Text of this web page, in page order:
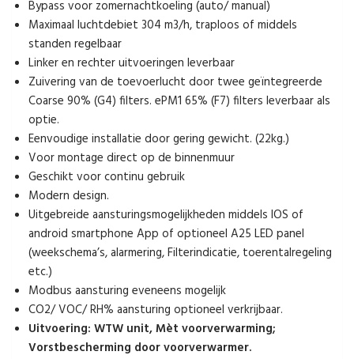
Bypass voor zomernachtkoeling (auto/ manual)
Maximaal luchtdebiet 304 m3/h, traploos of middels
standen regelbaar
Linker en rechter uitvoeringen leverbaar
Zuivering van de toevoerlucht door twee geïntegreerde
Coarse 90% (G4) filters. ePM1 65% (F7) filters leverbaar als
optie.
Eenvoudige installatie door gering gewicht. (22kg.)
Voor montage direct op de binnenmuur
Geschikt voor continu gebruik
Modern design.
Uitgebreide aansturingsmogelijkheden middels IOS of
android smartphone App of optioneel A25 LED panel
(weekschema’s, alarmering, Filterindicatie, toerentalregeling
etc.)
Modbus aansturing eveneens mogelijk
CO2/ VOC/ RH% aansturing optioneel verkrijbaar.
Uitvoering: WTW unit, Mèt voorverwarming;
Vorstbescherming door voorverwarmer.